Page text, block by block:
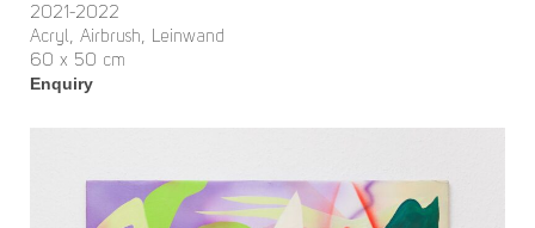
2021-2022
Acryl, Airbrush, Leinwand
60 x 50 cm
Enquiry